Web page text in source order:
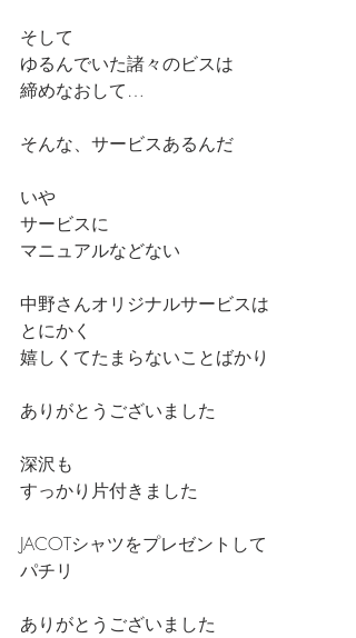
そして
ゆるんでいた諸々のビスは
締めなおして…
そんな、サービスあるんだ
いや
サービスに
マニュアルなどない
中野さんオリジナルサービスは
とにかく
嬉しくてたまらないことばかり
ありがとうございました
深沢も
すっかり片付きました
JACOTシャツをプレゼントして
パチリ
ありがとうございました